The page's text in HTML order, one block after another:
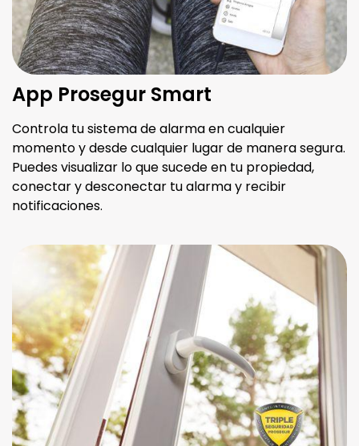
App Prosegur Smart
Controla tu sistema de alarma en cualquier
momento y desde cualquier lugar de manera segura.
Puedes visualizar lo que sucede en tu propiedad,
conectar y desconectar tu alarma y recibir
notificaciones.